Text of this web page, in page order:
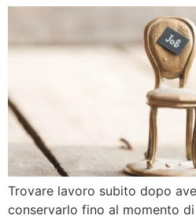
Trovare lavoro subito dopo
conservarlo fino al momento